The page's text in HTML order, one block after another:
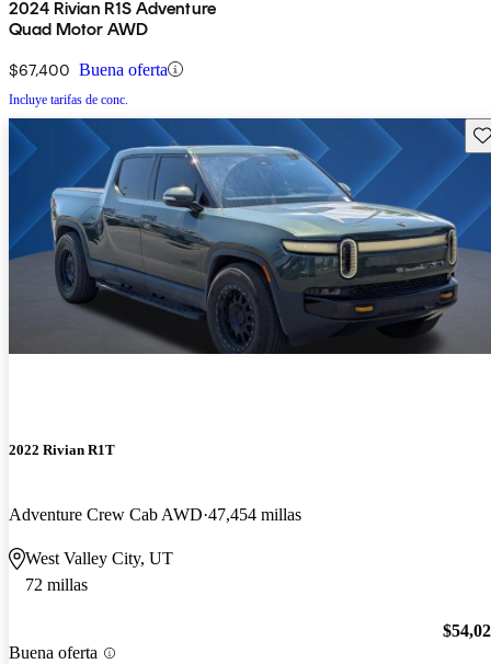
2024 Rivian R1S Adventure
Quad Motor AWD
$67,400 Buena oferta
Incluye tarifas de conc.
2022 Rivian R1T
Adventure Crew Cab AWD 47,454 millas
West Valley City, UT
72 millas
Buena oferta